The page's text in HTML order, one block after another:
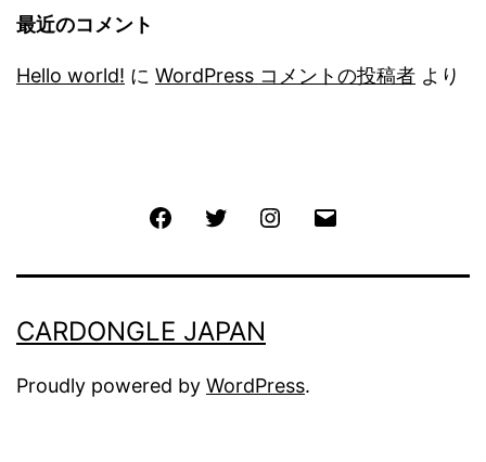
最近のコメント
Hello world! に WordPress コメントの投稿者 より
FacebookTwitter Instagram
CARDONGLE JAPAN
Proudly powered by WordPress.